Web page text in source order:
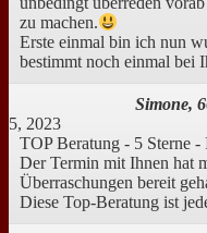
zu machen.
Erste einmal bin ich nun
bestimmt noch einmal bei
Simone,
5, 2023
TOP Beratung - 5 Sterne
Der Termin mit Ihnen hat
Überraschungen bereit
Diese Top-Beratung ist